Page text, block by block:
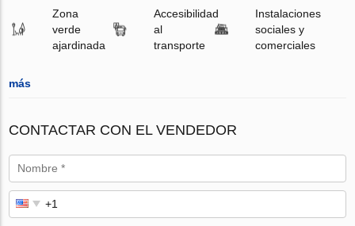
Zona
verde
ajardinada
Accesibilidad
al
transporte
Instalaciones
sociales y
comerciales
más
CONTACTAR CON EL VENDEDOR